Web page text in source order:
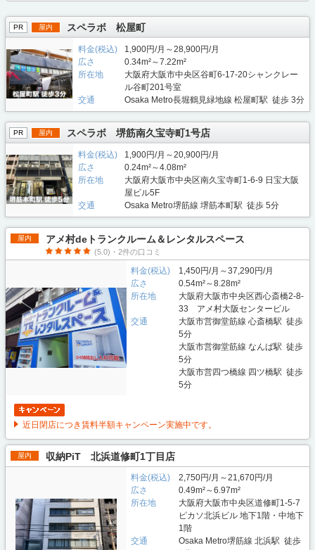
PR 屋内 スペラボ 松屋町
料金(税込)
1,900円/月～28,900円/月
広さ
0.34m²～7.22m²
所在地
大阪府大阪市中央区谷町6-17-20シャンクレー
ル谷町201号室
交通
Osaka Metro長堀鶴見緑地線 松屋町駅 徒歩 3分
PR 屋内 スペラボ 堺筋南久宝寺町1号店
料金(税込)
1,900円/月～20,900円/月
広さ
0.24m²～4.08m²
所在地
大阪府大阪市中央区南久宝寺町1-6-9 日宝大阪
屋ビル5F
交通
Osaka Metro堺筋線 堺筋本町駅 徒歩 5分
屋内 アメ村deトランクルーム＆レンタルスペース
(5.0)・2件の口コミ
料金(税込)
1,450円/月～37,290円/月
広さ
0.54m²～8.28m²
所在地
大阪府大阪市中央区西心斎橋2-8-
33 アメ村大阪センタービル
交通
大阪市営御堂筋線 心斎橋駅 徒歩
5分
大阪市営御堂筋線 なんば駅 徒歩
5分
大阪市営四つ橋線 四ツ橋駅 徒歩
5分
近日閉店につき賃料半額キャンペーン実施中です。
屋内 収納PiT 北浜道修町1丁目店
料金(税込)
2,750円/月～21,670円/月
広さ
0.49m²～6.97m²
所在地
大阪府大阪市中央区道修町1-5-7
ピカソ北浜ビル 地下1階・中地下
1階
交通
Osaka Metro堺筋線 北浜駅 徒歩